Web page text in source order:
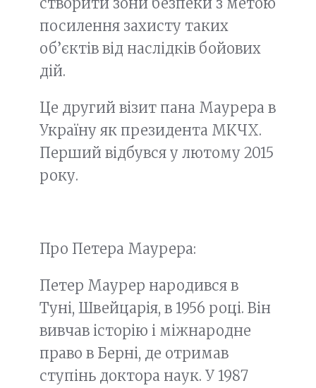
посилення захисту таких
об’єктів від наслідків бойових
дій.
Це другий візит пана Маурера в
Україну як президента МКЧХ.
Перший відбувся у лютому 2015
року.
Про Петера Маурера:
Петер Маурер народився в
Туні, Швейцарія, в 1956 році. Він
вивчав історію і міжнародне
право в Берні, де отримав
ступінь доктора наук. У 1987